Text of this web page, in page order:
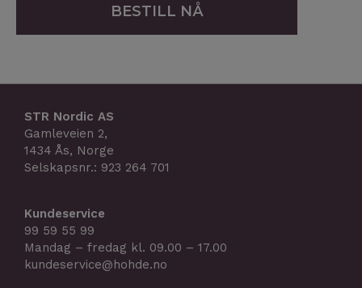
BESTILL NÅ
STR Nordic AS
Gamleveien 2,
1434 Ås, Norge
Selskapsnr.: 923 264 701
Kundeservice
99 59 55 99
Mandag – fredag kl. 09.00 – 17.00
kundeservice@hohde.no